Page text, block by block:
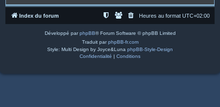
Index du forum Heures au format UTC+02:00
Développé parphpBB® Forum Software © phpBB Limited
Traduit parphpBB-fr.com
Style: Multi Design by Joyce&Luna phpBB-Style-Design
Confidentialité | Conditions